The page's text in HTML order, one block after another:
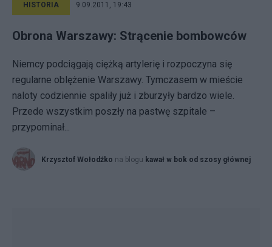
HISTORIA 9.09.2011, 19:43
Obrona Warszawy: Strącenie bombowców
Niemcy podciągają ciężką artylerię i rozpoczyna się
regularne oblężenie Warszawy. Tymczasem w mieście
naloty codziennie spaliły już i zburzyły bardzo wiele.
Przede wszystkim poszły na pastwę szpitale –
przypominał...
Krzysztof Wołodźko na blogu kawał w bok od szosy głównej